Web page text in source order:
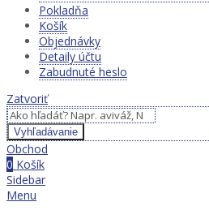
Pokladňa
Košík
Objednávky
Detaily účtu
Zabudnuté heslo
Zatvoriť
Vyhľadávanie
Obchod
0 Košík
Sidebar
Menu